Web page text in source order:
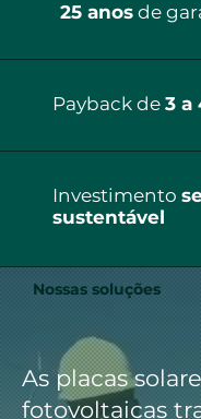
25 anos de
Payback de 3 a
Investimento
sustentável
Nossas soluções
As placas
fotovoltaicas